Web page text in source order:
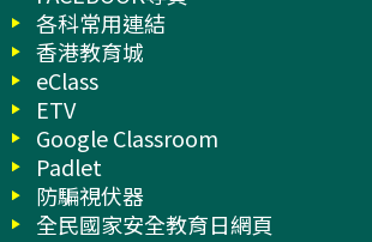
各科常用連結
香港教育城
eClass
ETV
Google Classroom
Padlet
防騙視伏器
全民國家安全教育日網頁